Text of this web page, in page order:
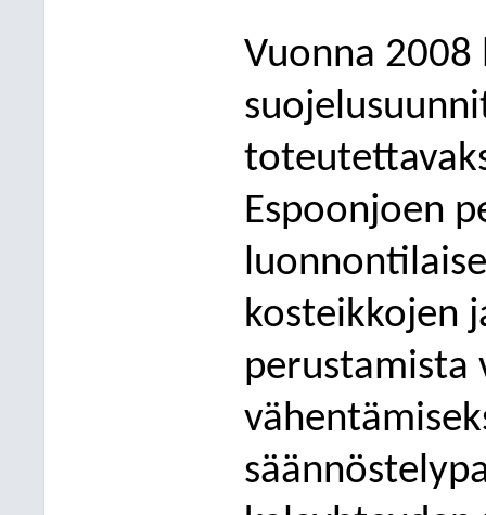
Vuonna 2008
toteutettav
Espoonjoen
kosteikkojen
perustamista